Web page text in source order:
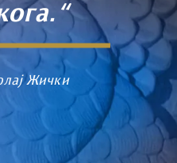
Жички